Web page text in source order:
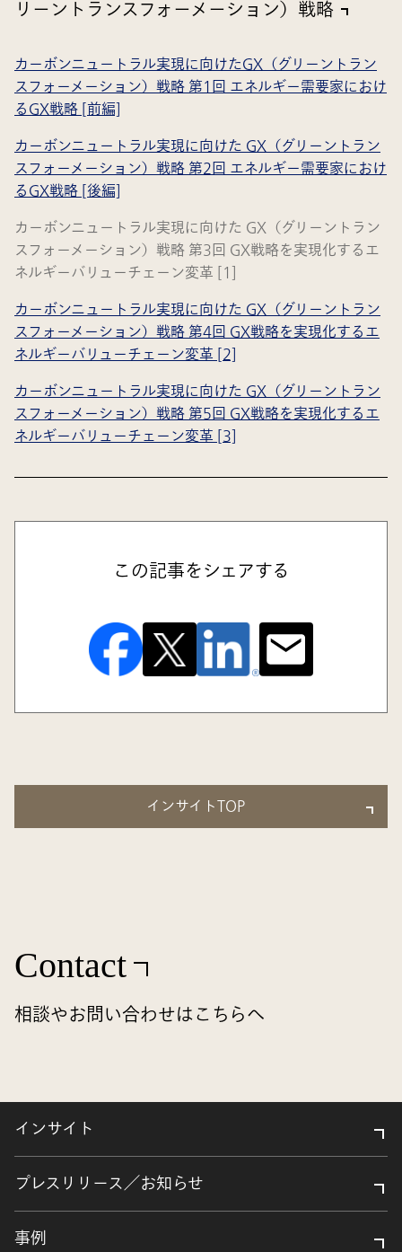
リーントランスフォーメーション）戦略
カーボンニュートラル実現に向けたGX（グリーントラン
スフォーメーション）戦略 第1回 エネルギー需要家におけ
るGX戦略 [前編]
カーボンニュートラル実現に向けた GX（グリーントラン
スフォーメーション）戦略 第2回 エネルギー需要家におけ
るGX戦略 [後編]
カーボンニュートラル実現に向けた GX（グリーントラン
スフォーメーション）戦略 第3回 GX戦略を実現化するエ
ネルギーバリューチェーン変革 [1]
カーボンニュートラル実現に向けた GX（グリーントラン
スフォーメーション）戦略 第4回 GX戦略を実現化するエ
ネルギーバリューチェーン変革 [2]
カーボンニュートラル実現に向けた GX（グリーントラン
スフォーメーション）戦略 第5回 GX戦略を実現化するエ
ネルギーバリューチェーン変革 [3]
この記事をシェアする
インサイトTOP
Contact
相談やお問い合わせはこちらへ
インサイト
プレスリリース／お知らせ
事例